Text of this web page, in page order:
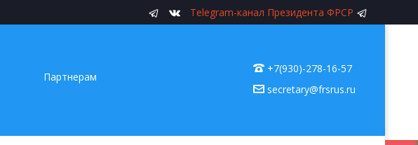
Telegram-канал Президента ФРСР
Партнерам
+7(930)-278-16-57
secretary@frsrus.ru